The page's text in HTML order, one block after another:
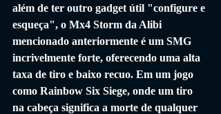
além de ter outro gadget útil "configure e
esqueça", o Mx4 Storm da Alibi
mencionado anteriormente é um SMG
incrivelmente forte, oferecendo uma alta
taxa de tiro e baixo recuo. Em um jogo
como Rainbow Six Siege, onde um tiro
na cabeça significa a morte de qualquer